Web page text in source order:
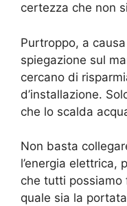
certezza che non
Purtroppo, a
spiegazione sul
cercano di
d’installazione.
che lo scalda
Non basta
l’energia elettrica,
che tutti possiamo
quale sia la